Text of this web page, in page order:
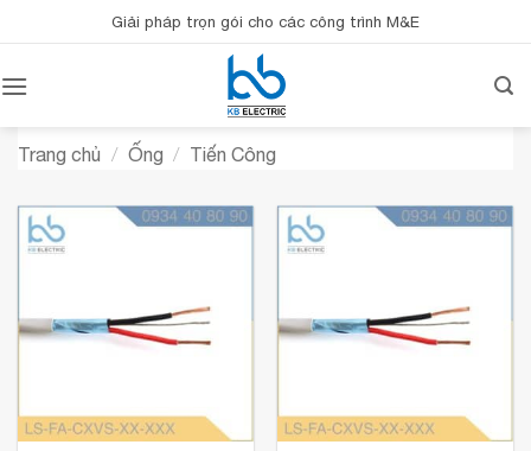
qua
dung
Giải pháp trọn gói cho các công trình M&E
Trang chủ / Ống / Tiến Công